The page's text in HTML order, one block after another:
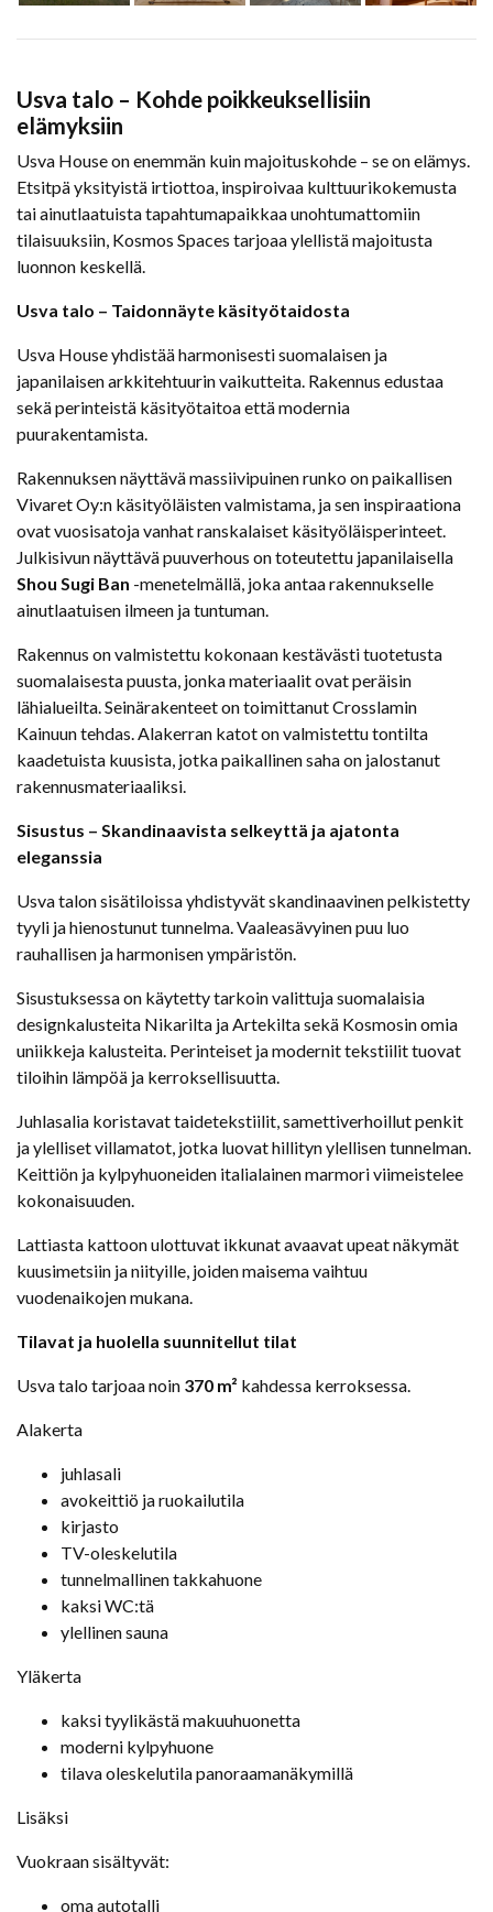
Usva talo – Kohde poikkeuksellisiin
elämyksiin
Usva House on enemmän kuin majoituskohde – se on elämys.
Etsitpä yksityistä irtiottoa, inspiroivaa kulttuurikokemusta
tai ainutlaatuista tapahtumapaikkaa unohtumattomiin
tilaisuuksiin, Kosmos Spaces tarjoaa ylellistä majoitusta
luonnon keskellä.
Usva talo – Taidonnäyte käsityötaidosta
Usva House yhdistää harmonisesti suomalaisen ja
japanilaisen arkkitehtuurin vaikutteita. Rakennus edustaa
sekä perinteistä käsityötaitoa että modernia
puurakentamista.
Rakennuksen näyttävä massiivipuinen runko on paikallisen
Vivaret Oy:n käsityöläisten valmistama, ja sen inspiraationa
ovat vuosisatoja vanhat ranskalaiset käsityöläisperinteet.
Julkisivun näyttävä puuverhous on toteutettu japanilaisella
Shou Sugi Ban -menetelmällä, joka antaa rakennukselle
ainutlaatuisen ilmeen ja tuntuman.
Rakennus on valmistettu kokonaan kestävästi tuotetusta
suomalaisesta puusta, jonka materiaalit ovat peräisin
lähialueilta. Seinärakenteet on toimittanut Crosslamin
Kainuun tehdas. Alakerran katot on valmistettu tontilta
kaadetuista kuusista, jotka paikallinen saha on jalostanut
rakennusmateriaaliksi.
Sisustus – Skandinaavista selkeyttä ja ajatonta
eleganssia
Usva talon sisätiloissa yhdistyvät skandinaavinen pelkistetty
tyyli ja hienostunut tunnelma. Vaaleasävyinen puu luo
rauhallisen ja harmonisen ympäristön.
Sisustuksessa on käytetty tarkoin valittuja suomalaisia
designkalusteita Nikarilta ja Artekilta sekä Kosmosin omia
uniikkeja kalusteita. Perinteiset ja modernit tekstiilit tuovat
tiloihin lämpöä ja kerroksellisuutta.
Juhlasalia koristavat taidetekstiilit, samettiverhoillut penkit
ja ylelliset villamatot, jotka luovat hillityn ylellisen tunnelman.
Keittiön ja kylpyhuoneiden italialainen marmori viimeistelee
kokonaisuuden.
Lattiasta kattoon ulottuvat ikkunat avaavat upeat näkymät
kuusimetsiin ja niityille, joiden maisema vaihtuu
vuodenaikojen mukana.
Tilavat ja huolella suunnitellut tilat
Usva talo tarjoaa noin 370 m² kahdessa kerroksessa.
Alakerta
juhlasali
avokeittiö ja ruokailutila
kirjasto
TV-oleskelutila
tunnelmallinen takkahuone
kaksi WC:tä
ylellinen sauna
Yläkerta
kaksi tyylikästä makuuhuonetta
moderni kylpyhuone
tilava oleskelutila panoraamanäkymillä
Lisäksi
Vuokraan sisältyvät:
oma autotalli